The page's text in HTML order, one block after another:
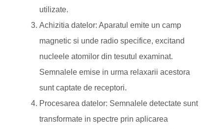
utilizate.
Achizitia datelor: Aparatul emite un camp
magnetic si unde radio specifice, excitand
nucleele atomilor din tesutul examinat.
Semnalele emise in urma relaxarii acestora
sunt captate de receptori.
Procesarea datelor: Semnalele detectate sunt
transformate in spectre prin aplicarea